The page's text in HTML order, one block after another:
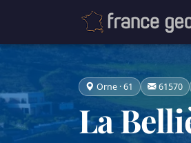
Orne · 61 61570
La